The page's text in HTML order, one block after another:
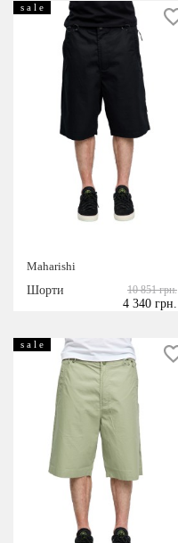
s a l e
Maharishi
Шорти
10 851 грн.
4 340 грн.
s a l e